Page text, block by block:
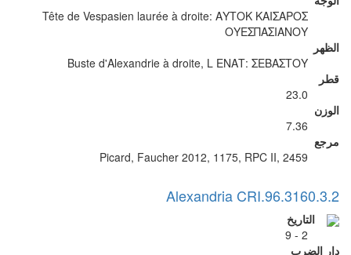
Tête de Vespasien laurée à droite: ΑΥΤΟΚ ΚΑΙΣΑΡΟΣ
ΟΥΕΣΠΑΣΙΑΝΟΥ
الظهر
Buste d'Alexandrie à droite, L EΝΑΤ: ΣΕΒΑΣΤΟY
قطر
23.0
الوزن
7.36
مرجع
Picard, Faucher 2012, 1175, RPC II, 2459
Alexandria CRI.96.3160.3.2
التاريخ
2 - 9
دار الضرب